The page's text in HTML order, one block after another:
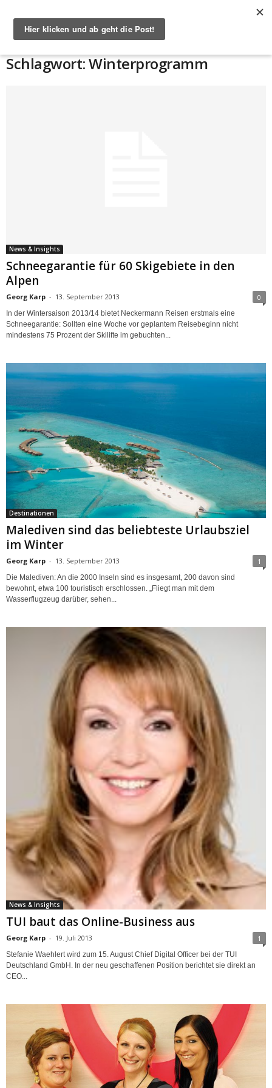
Schlagwort: Winterprogramm
News & Insights
Schneegarantie für 60 Skigebiete in den
Alpen
Georg Karp - 13. September 2013 0
In der Wintersaison 2013/14 bietet Neckermann Reisen erstmals eine
Schneegarantie: Sollten eine Woche vor geplantem Reisebeginn nicht
mindestens 75 Prozent der Skilifte im gebuchten...
Destinationen
Malediven sind das beliebteste Urlaubsziel
im Winter
Georg Karp - 13. September 2013 1
Die Malediven: An die 2000 Inseln sind es insgesamt, 200 davon sind
bewohnt, etwa 100 touristisch erschlossen. „Fliegt man mit dem
Wasserflugzeug darüber, sehen...
News & Insights
TUI baut das Online-Business aus
Georg Karp - 19. Juli 2013 1
Stefanie Waehlert wird zum 15. August Chief Digital Officer bei der TUI
Deutschland GmbH. In der neu geschaffenen Position berichtet sie direkt an
CEO...